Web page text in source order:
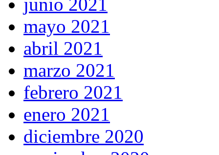
junio 2021
mayo 2021
abril 2021
marzo 2021
febrero 2021
enero 2021
diciembre 2020